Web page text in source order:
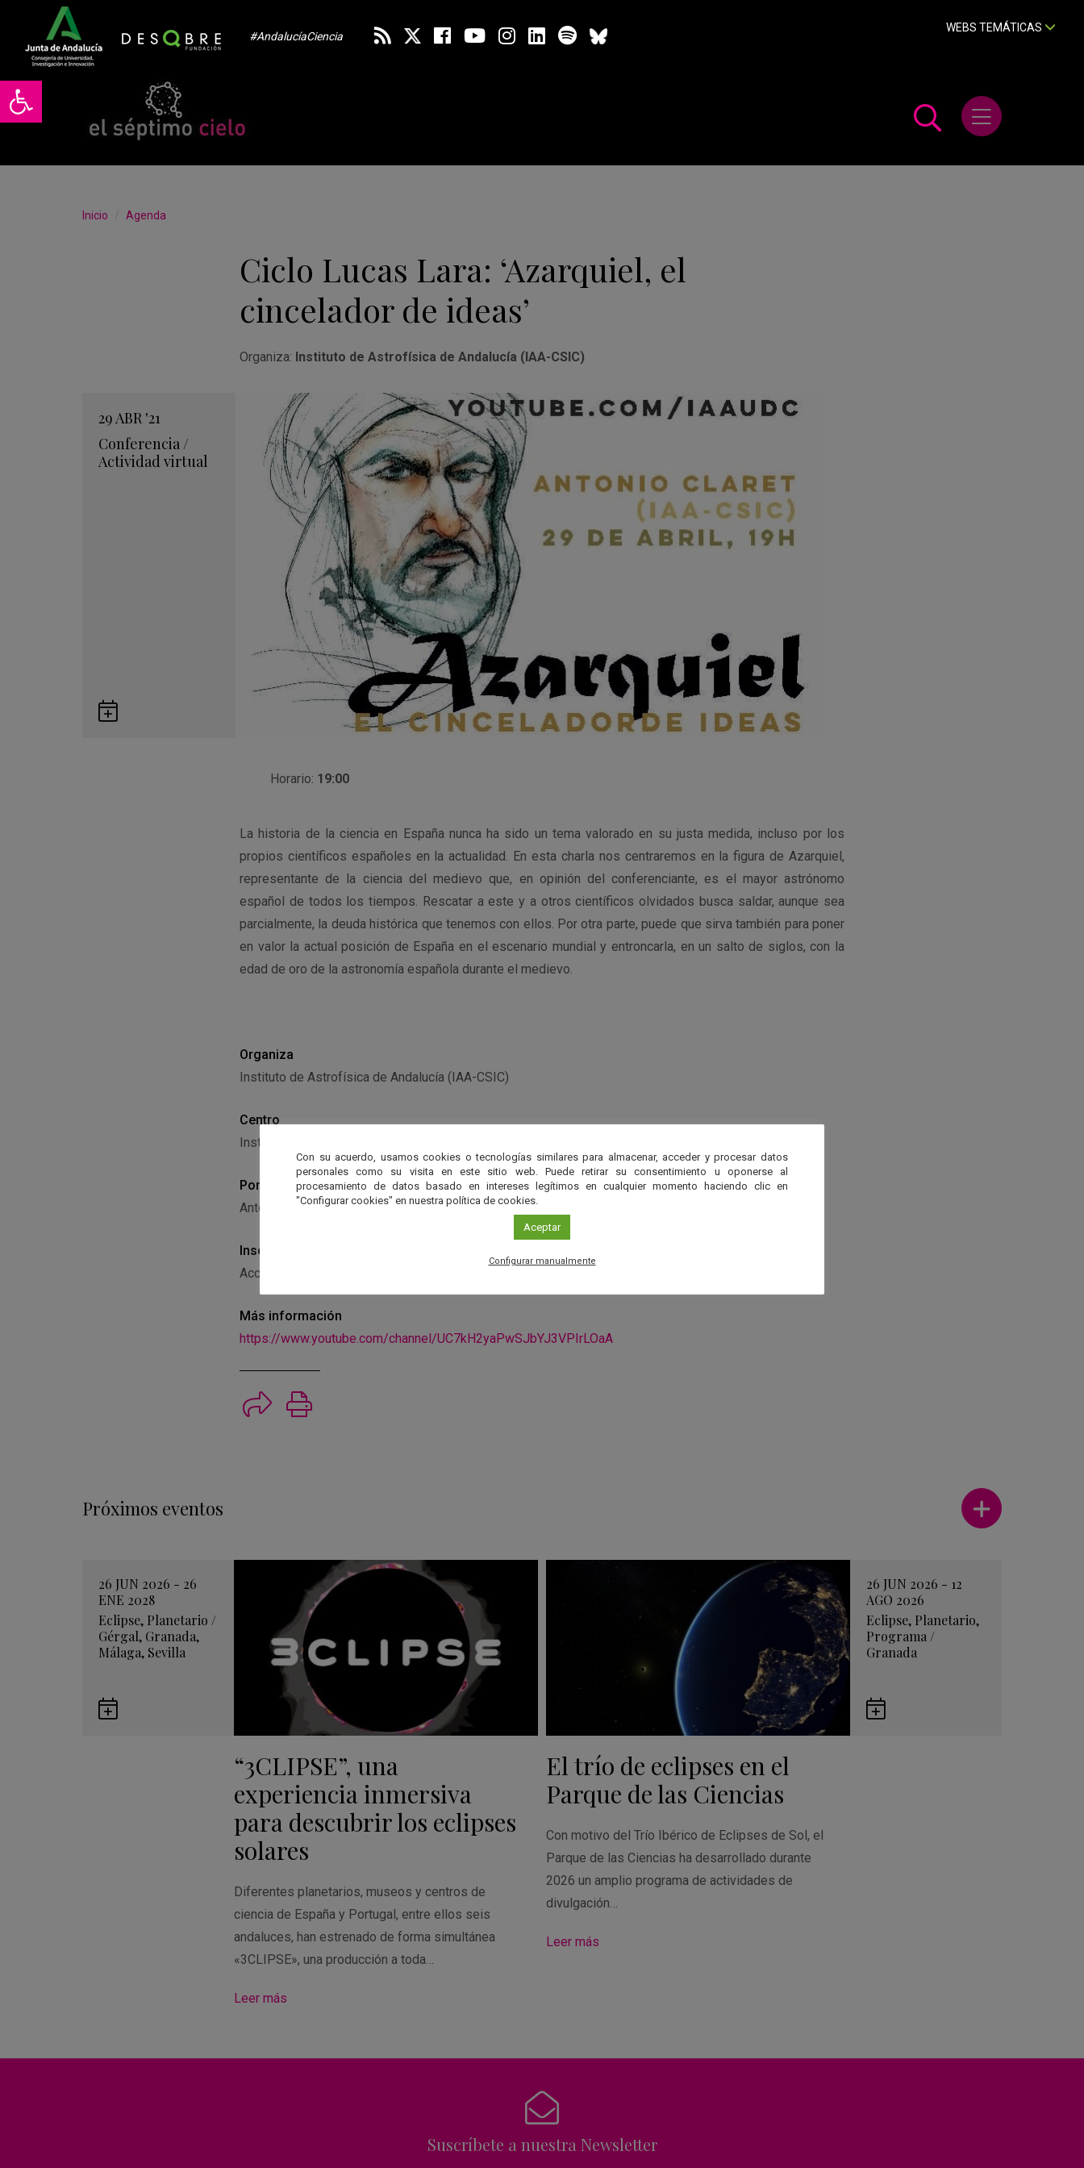
Abrir barra de herramientas
#AndalucíaCiencia
WEBS TEMÁTICAS
Abrir menú
Inicio Agenda
Ciclo Lucas Lara: ‘Azarquiel, el
cincelador de ideas’
Organiza: Instituto de Astrofísica de Andalucía (IAA-CSIC)
29ABR '21
Conferencia/
Actividad virtual
Guardar
en
Horario: 19:00
La historia de la ciencia en España nunca ha sido un tema valorado en su justa medida, incluso por los
propios científicos españoles en la actualidad. En esta charla nos centraremos en la figura de Azarquiel,
representante de la ciencia del medievo que, en opinión del conferenciante, es el mayor astrónomo
español de todos los tiempos. Rescatar a este y a otros científicos olvidados busca saldar, aunque sea
parcialmente, la deuda histórica que tenemos con ellos. Por otra parte, puede que sirva también para poner
en valor la actual posición de España en el escenario mundial y entroncarla, en un salto de siglos, con la
edad de oro de la astronomía española durante el medievo.
Organiza
Instituto de Astrofísica de Andalucía (IAA-CSIC)
Centro
Instituto de Astrofísica de Andalucía
Ponente
Antonio Claret
Inscripción
Acceso directo a través de Youtube
Más información
https://www.youtube.com/channel/UC7kH2yaPwSJbYJ3VPIrLOaA
Próximos eventos
Ver más
26 JUN 2026 - 26
ENE 2028
Eclipse, Planetario /
Gérgal, Granada,
Málaga, Sevilla
“3CLIPSE”, una
experiencia inmersiva
para descubrir los eclipses
solares
Diferentes planetarios, museos y centros de
ciencia de España y Portugal, entre ellos seis
andaluces, han estrenado de forma simultánea
«3CLIPSE», una producción a toda…
Leer más
26 JUN 2026 - 12
AGO 2026
Eclipse, Planetario,
Programa/
Granada
El trío de eclipses en el
Parque de las Ciencias
Con motivo del Trío Ibérico de Eclipses de Sol, el
Parque de las Ciencias ha desarrollado durante
2026 un amplio programa de actividades de
divulgación…
Leer más
Suscríbete a nuestra Newsletter
Con su acuerdo, usamos cookies o tecnologías similares para almacenar, acceder y procesar datos
personales como su visita en este sitio web. Puede retirar su consentimiento u oponerse al
procesamiento de datos basado en intereses legítimos en cualquier momento haciendo clic en
"Configurar cookies" en nuestra política de cookies.
Aceptar
Configurar manualmente